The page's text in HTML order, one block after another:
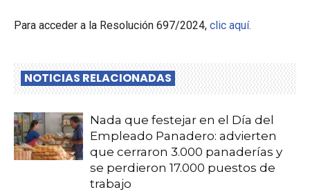
Para acceder a la Resolución 697/2024, clic aquí.
NOTICIAS RELACIONADAS
Nada que festejar en el Día del
Empleado Panadero: advierten
que cerraron 3.000 panaderías y
se perdieron 17.000 puestos de
trabajo